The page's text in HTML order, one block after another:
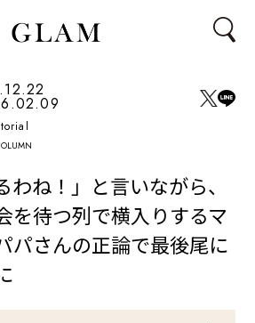
わね！」と言いながら、
を待つ列で横入りするマ
パさんの正論で最後尾に